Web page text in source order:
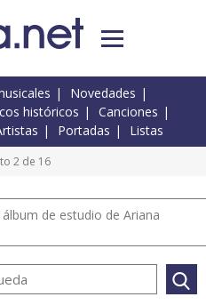
Novedades
históricos
Canciones
Portadas Listas
2 de 16
de estudio de Ariana